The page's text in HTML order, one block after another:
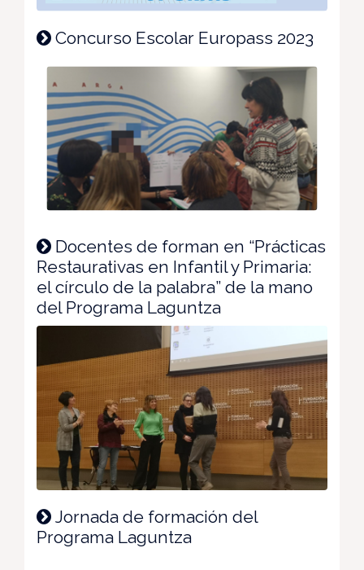
Concurso Escolar Europass 2023
Docentes de forman en “Prácticas
Restaurativas en Infantil y Primaria:
el círculo de la palabra” de la mano
del Programa Laguntza
Jornada de formación del
Programa Laguntza